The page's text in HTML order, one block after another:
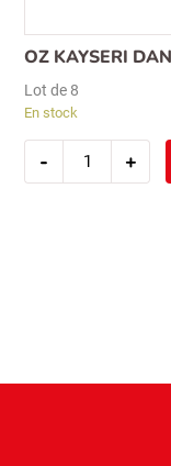
OZ KAYSERI
Lot de 8
En stock
-
quantité
+